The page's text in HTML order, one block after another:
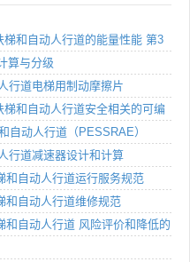
和自动人行道的能量性能 第3
算与分级
行道电梯用制动摩擦片
和自动人行道安全相关的可编
自动人行道（PESSRAE）
行道减速器设计和计算
自动人行道运行服务规范
和自动人行道维修规范
自动人行道 风险评价和降低的